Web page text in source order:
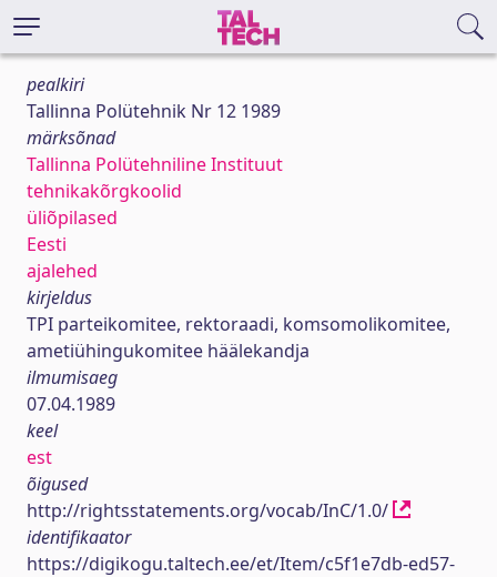
pealkiri
Tallinna Polütehnik Nr 12 1989
märksõnad
Tallinna Polütehniline Instituut
tehnikakõrgkoolid
üliõpilased
Eesti
ajalehed
kirjeldus
TPI parteikomitee, rektoraadi, komsomolikomitee,
ametiühingukomitee häälekandja
ilmumisaeg
07.04.1989
keel
est
õigused
http://rightsstatements.org/vocab/InC/1.0/
identifikaator
https://digikogu.taltech.ee/et/Item/c5f1e7db-ed57-